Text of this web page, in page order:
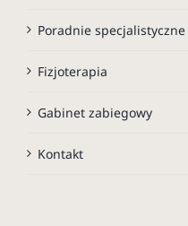
Poradnie specjalistyczne
Fizjoterapia
Gabinet zabiegowy
Kontakt